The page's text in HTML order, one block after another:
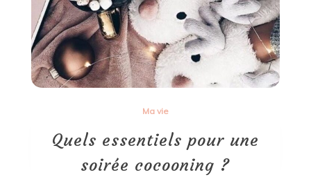
un
lisseur
?
Ma vie
Quels essentiels pour une
soirée cocooning ?